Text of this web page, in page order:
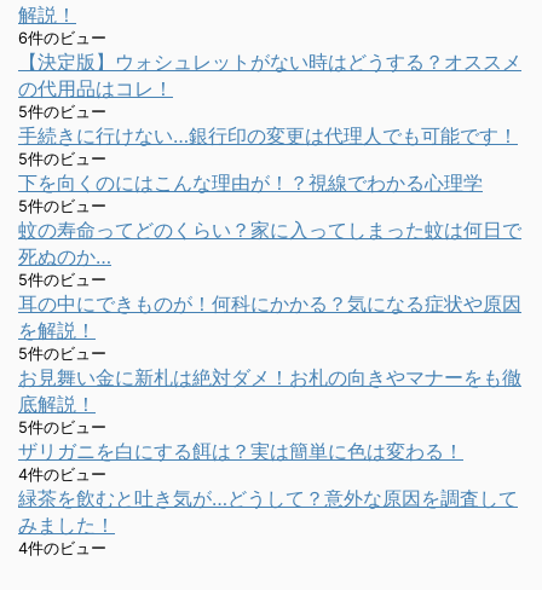
解説！
6件のビュー
【決定版】ウォシュレットがない時はどうする？オススメ
の代用品はコレ！
5件のビュー
手続きに行けない…銀行印の変更は代理人でも可能です！
5件のビュー
下を向くのにはこんな理由が！？視線でわかる心理学
5件のビュー
蚊の寿命ってどのくらい？家に入ってしまった蚊は何日で
死ぬのか…
5件のビュー
耳の中にできものが！何科にかかる？気になる症状や原因
を解説！
5件のビュー
お見舞い金に新札は絶対ダメ！お札の向きやマナーをも徹
底解説！
5件のビュー
ザリガニを白にする餌は？実は簡単に色は変わる！
4件のビュー
緑茶を飲むと吐き気が…どうして？意外な原因を調査して
みました！
4件のビュー